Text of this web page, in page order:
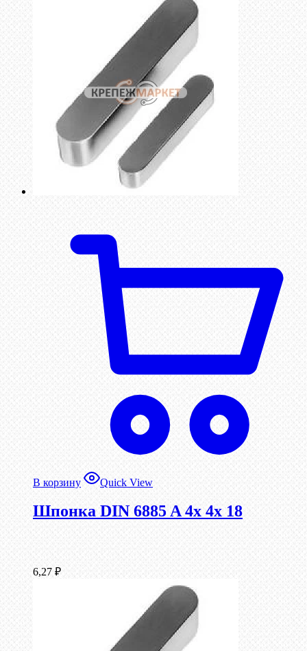
В корзину Quick View
Шпонка DIN 6885 A 4x 4x 18
6,27 ₽